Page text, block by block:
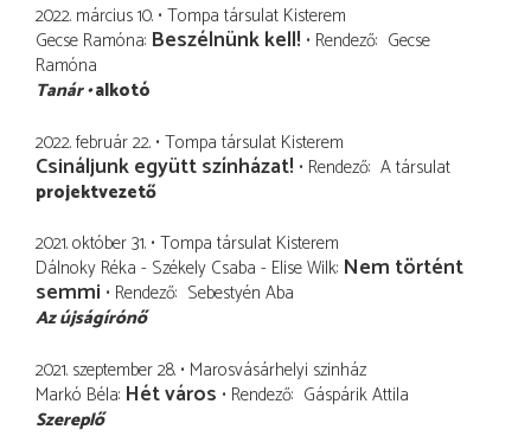
2022. március 10. Tompa társulat Kisterem
Gecse Ramóna Beszélnünk kell! Rendező Gecse
Ramóna
Tanár alkotó
2022. február 22. Tompa társulat Kisterem
Csináljunk együtt színházat! Rendező A társulat
projektvezető
2021. október 31. Tompa társulat Kisterem
Dálnoky Réka - Székely Csaba - Elise Wilk Nem történt
semmi Rendező Sebestyén Aba
Az újságírónő
2021. szeptember 28. Marosvásárhelyi szinház
Markó Béla Hét város Rendező Gáspárik Attila
Szereplő